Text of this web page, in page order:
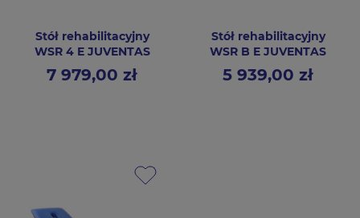
Stół rehabilitacyjny
WSR 4 E JUVENTAS
Cena
7 979,00 zł
Stół rehabilitacyjny
WSR B E JUVENTAS
Cena
5 939,00 zł